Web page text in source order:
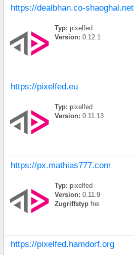
https://dealbhan.co-shaoghal.net
Typ: pixelfed
Version: 0.12.1
https://pixelfed.eu
Typ: pixelfed
Version: 0.11.13
https://px.mathias777.com
Typ: pixelfed
Version: 0.11.9
Zugriffstyp frei
https://pixelfed.hamdorf.org